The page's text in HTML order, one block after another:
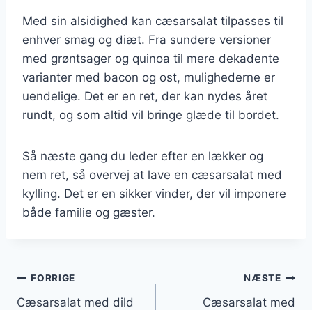
Med sin alsidighed kan cæsarsalat tilpasses til
enhver smag og diæt. Fra sundere versioner
med grøntsager og quinoa til mere dekadente
varianter med bacon og ost, mulighederne er
uendelige. Det er en ret, der kan nydes året
rundt, og som altid vil bringe glæde til bordet.
Så næste gang du leder efter en lækker og
nem ret, så overvej at lave en cæsarsalat med
kylling. Det er en sikker vinder, der vil imponere
både familie og gæster.
Indlægsnavigation
FORRIGE
Cæsarsalat med dild
NÆSTE
Cæsarsalat med